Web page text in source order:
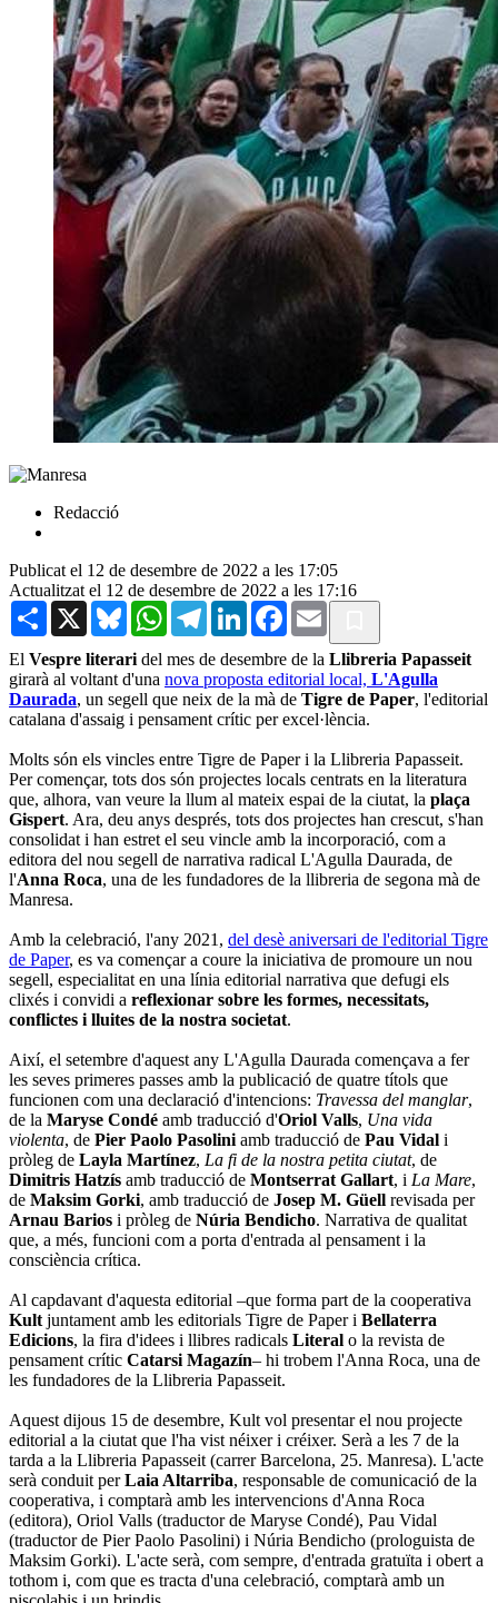
Redacció
Publicat el 12 de desembre de 2022 a les 17:05
Actualitzat el 12 de desembre de 2022 a les 17:16
Share X BlueskyWhatsAppTelegramLinkedInFacebook
Email
El Vespre literari del mes de desembre de la Llibreria Papasseit
girarà al voltant d'una nova proposta editorial local, L'Agulla
Daurada, un segell que neix de la mà de Tigre de Paper, l'editorial
catalana d'assaig i pensament crític per excel·lència.
Molts són els vincles entre Tigre de Paper i la Llibreria Papasseit.
Per començar, tots dos són projectes locals centrats en la literatura
que, alhora, van veure la llum al mateix espai de la ciutat, la plaça
Gispert. Ara, deu anys després, tots dos projectes han crescut, s'han
consolidat i han estret el seu vincle amb la incorporació, com a
editora del nou segell de narrativa radical L'Agulla Daurada, de
l'Anna Roca, una de les fundadores de la llibreria de segona mà de
Manresa.
Amb la celebració, l'any 2021, del desè aniversari de l'editorial Tigre
de Paper, es va començar a coure la iniciativa de promoure un nou
segell, especialitat en una línia editorial narrativa que defugi els
clixés i convidi a reflexionar sobre les formes, necessitats,
conflictes i lluites de la nostra societat.
Així, el setembre d'aquest any L'Agulla Daurada començava a fer
les seves primeres passes amb la publicació de quatre títols que
funcionen com una declaració d'intencions: Travessa del manglar,
de la Maryse Condé amb traducció d'Oriol Valls, Una vida
violenta, de Pier Paolo Pasolini amb traducció de Pau Vidal i
pròleg de Layla Martínez, La fi de la nostra petita ciutat, de
Dimitris Hatzís amb traducció de Montserrat Gallart, i La Mare,
de Maksim Gorki, amb traducció de Josep M. Güell revisada per
Arnau Barios i pròleg de Núria Bendicho. Narrativa de qualitat
que, a més, funcioni com a porta d'entrada al pensament i la
consciència crítica.
Al capdavant d'aquesta editorial –que forma part de la cooperativa
Kult juntament amb les editorials Tigre de Paper i Bellaterra
Edicions, la fira d'idees i llibres radicals Literal o la revista de
pensament crític Catarsi Magazín– hi trobem l'Anna Roca, una de
les fundadores de la Llibreria Papasseit.
Aquest dijous 15 de desembre, Kult vol presentar el nou projecte
editorial a la ciutat que l'ha vist néixer i créixer. Serà a les 7 de la
tarda a la Llibreria Papasseit (carrer Barcelona, 25. Manresa). L'acte
serà conduit perLaia Altarriba, responsable de comunicació de la
cooperativa, i comptarà amb les intervencions d'Anna Roca
(editora), Oriol Valls (traductor de Maryse Condé), Pau Vidal
(traductor de Pier Paolo Pasolini) i Núria Bendicho (prologuista de
Maksim Gorki). L'acte serà, com sempre, d'entrada gratuïta i obert a
tothom i, com que es tracta d'una celebració, comptarà amb un